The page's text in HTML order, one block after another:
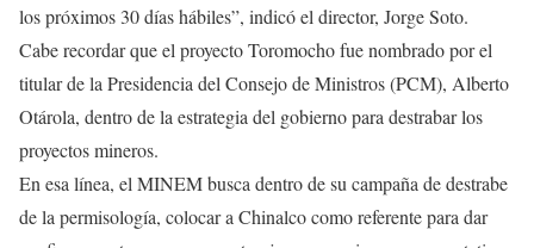
los próximos 30 días hábiles”, indicó el director, Jorge Soto.
Cabe recordar que el proyecto Toromocho fue nombrado por el
titular de la Presidencia del Consejo de Ministros (PCM), Alberto
Otárola, dentro de la estrategia del gobierno para destrabar los
proyectos mineros.
En esa línea, el MINEM busca dentro de su campaña de destrabe
de la permisología, colocar a Chinalco como referente para dar